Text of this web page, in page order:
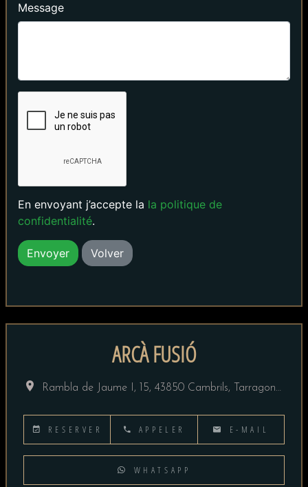
Message
En envoyant j’accepte la la politique de
confidentialité.
Volver
ARCÀ FUSIÓ
Rambla de Jaume I, 15, 43850 Cambrils, Tarragona, España
RESERVER APPELER E-MAIL
WHATSAPP